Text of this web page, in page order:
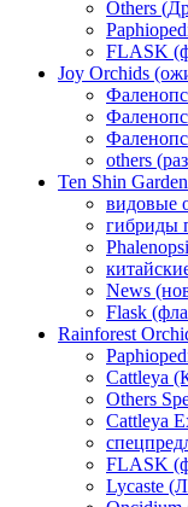
Others
FLASK
Joy Orchids
others
Ten Shin
видовые
гибриды
News
Flask
Rainforest
Cattleya
Others
Cattleya
FLASK
Lycaste